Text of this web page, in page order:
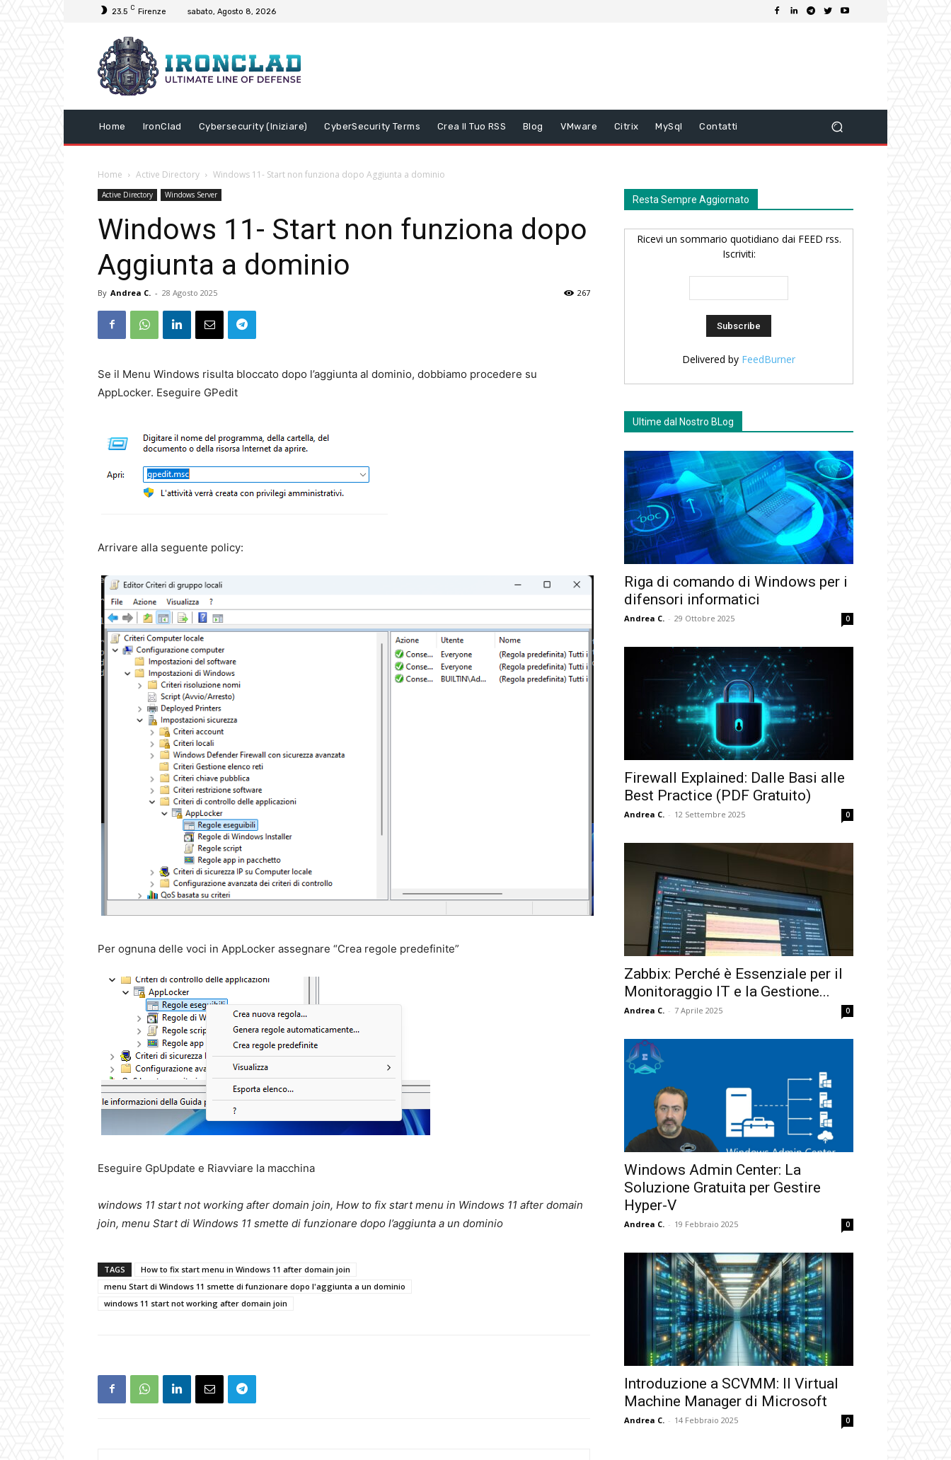
23.5 C Firenze sabato, Agosto 8, 2026
Home IronClad Cybersecurity (Iniziare) CyberSecurity Terms Crea Il Tuo RSS Blog VMware Citrix MySql Contatti
Home Active Directory Windows 11- Start non funziona dopo Aggiunta a dominio
Active Directory Windows Server
Windows 11- Start non funziona dopo
Aggiunta a dominio
By Andrea C. - 28 Agosto 2025 267
Se il Menu Windows risulta bloccato dopo l’aggiunta al dominio, dobbiamo procedere su
AppLocker. Eseguire GPedit
Arrivare alla seguente policy:
Per ognuna delle voci in AppLocker assegnare “Crea regole predefinite”
Eseguire GpUpdate e Riavviare la macchina
windows 11 start not working after domain join, How to fix start menu in Windows 11 after domain
join, menu Start di Windows 11 smette di funzionare dopo l’aggiunta a un dominio
TAGS
How to fix start menu in Windows 11 after domain join
menu Start di Windows 11 smette di funzionare dopo l'aggiunta a un dominio
windows 11 start not working after domain join
Resta Sempre Aggiornato
Ricevi un sommario quotidiano dai FEED rss.
Iscriviti:
Delivered by FeedBurner
Ultime dal Nostro BLog
Riga di comando di Windows per i
difensori informatici
Andrea C. - 29 Ottobre 2025 0
Firewall Explained: Dalle Basi alle
Best Practice (PDF Gratuito)
Andrea C. - 12 Settembre 2025 0
Zabbix: Perché è Essenziale per il
Monitoraggio IT e la Gestione...
Andrea C. - 7 Aprile 2025 0
Windows Admin Center: La
Soluzione Gratuita per Gestire
Hyper-V
Andrea C. - 19 Febbraio 2025 0
Introduzione a SCVMM: Il Virtual
Machine Manager di Microsoft
Andrea C. - 14 Febbraio 2025 0